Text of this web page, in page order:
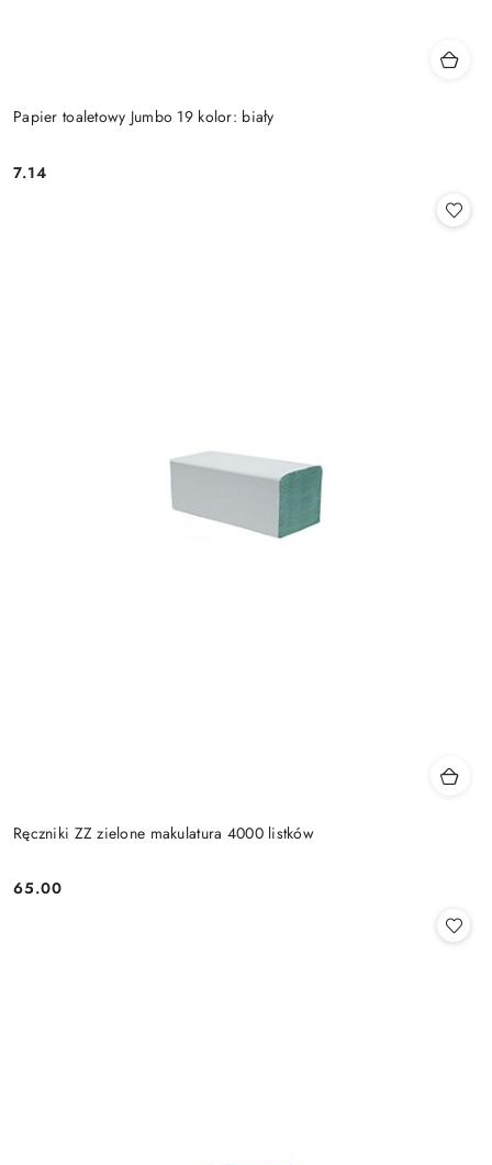
Papier toaletowy Jumbo 19 kolor: biały
Cena:
7.14
Ręczniki ZZ zielone makulatura 4000 listków
Cena:
65.00